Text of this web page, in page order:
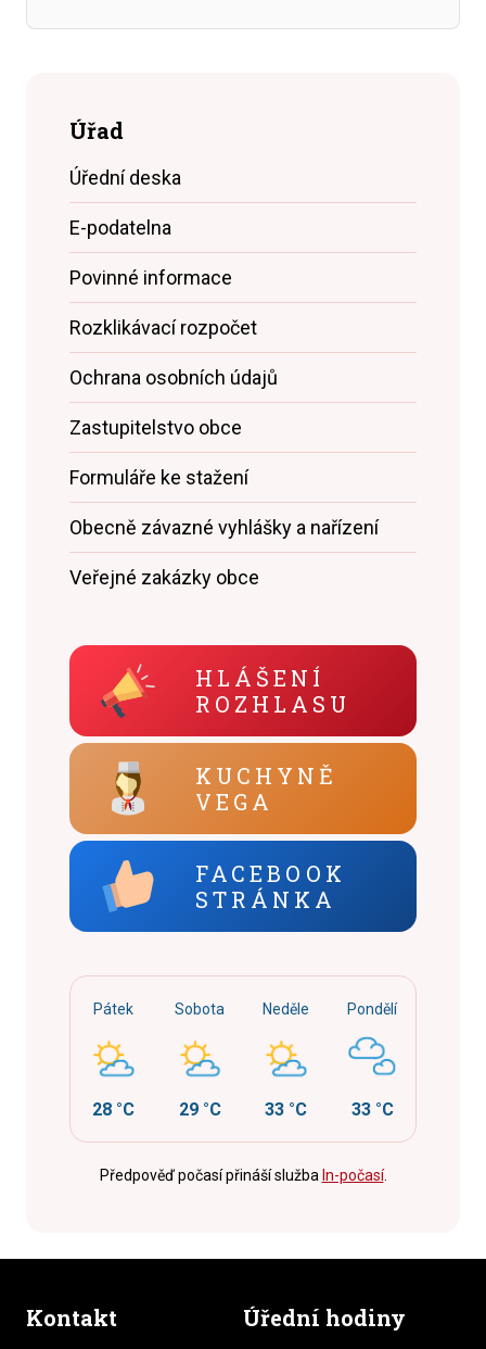
Úřad
Úřední deska
E-podatelna
Povinné informace
Rozklikávací rozpočet
Ochrana osobních údajů
Zastupitelstvo obce
Formuláře ke stažení
Obecně závazné vyhlášky a nařízení
Veřejné zakázky obce
HLÁŠENÍ
ROZHLASU
KUCHYNĚ
VEGA
FACEBOOK
STRÁNKA
Pátek
28 °C
Sobota
29 °C
Neděle
33 °C
Pondělí
33 °C
Předpověď počasí přináší služba In-počasí.
Kontakt Úřední hodiny